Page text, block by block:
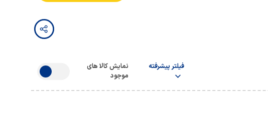
فیلتر پیشرفته
نمایش کالا های
موجود